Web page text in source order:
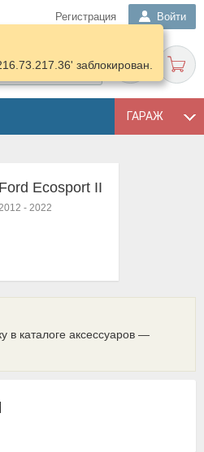
Регистрация Войти
ГАРАЖ
заблокирован.
Ford Ecosport II
- 2022
в каталоге аксессуаров —